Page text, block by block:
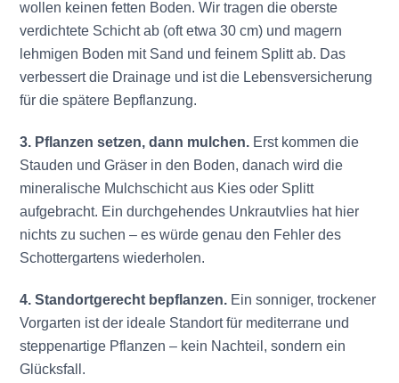
wollen keinen fetten Boden. Wir tragen die oberste
verdichtete Schicht ab (oft etwa 30 cm) und magern
lehmigen Boden mit Sand und feinem Splitt ab. Das
verbessert die Drainage und ist die Lebensversicherung
für die spätere Bepflanzung.
3. Pflanzen setzen, dann mulchen. Erst kommen die
Stauden und Gräser in den Boden, danach wird die
mineralische Mulchschicht aus Kies oder Splitt
aufgebracht. Ein durchgehendes Unkrautvlies hat hier
nichts zu suchen – es würde genau den Fehler des
Schottergartens wiederholen.
4. Standortgerecht bepflanzen. Ein sonniger, trockener
Vorgarten ist der ideale Standort für mediterrane und
steppenartige Pflanzen – kein Nachteil, sondern ein
Glücksfall.